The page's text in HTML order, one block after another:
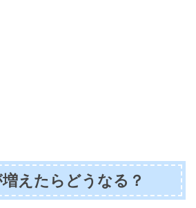
えたらどうなる？